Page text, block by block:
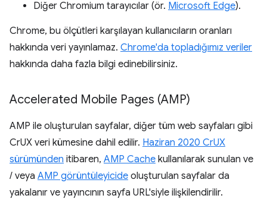
Diğer Chromium tarayıcılar (ör. Microsoft Edge).
Chrome, bu ölçütleri karşılayan kullanıcıların oranları
hakkında veri yayınlamaz. Chrome'da topladığımız veriler
hakkında daha fazla bilgi edinebilirsiniz.
Accelerated Mobile Pages (AMP)
AMP ile oluşturulan sayfalar, diğer tüm web sayfaları gibi
CrUX veri kümesine dahil edilir. Haziran 2020 CrUX
sürümünden itibaren, AMP Cache kullanılarak sunulan ve
/ veya AMP görüntüleyicide oluşturulan sayfalar da
yakalanır ve yayıncının sayfa URL'siyle ilişkilendirilir.